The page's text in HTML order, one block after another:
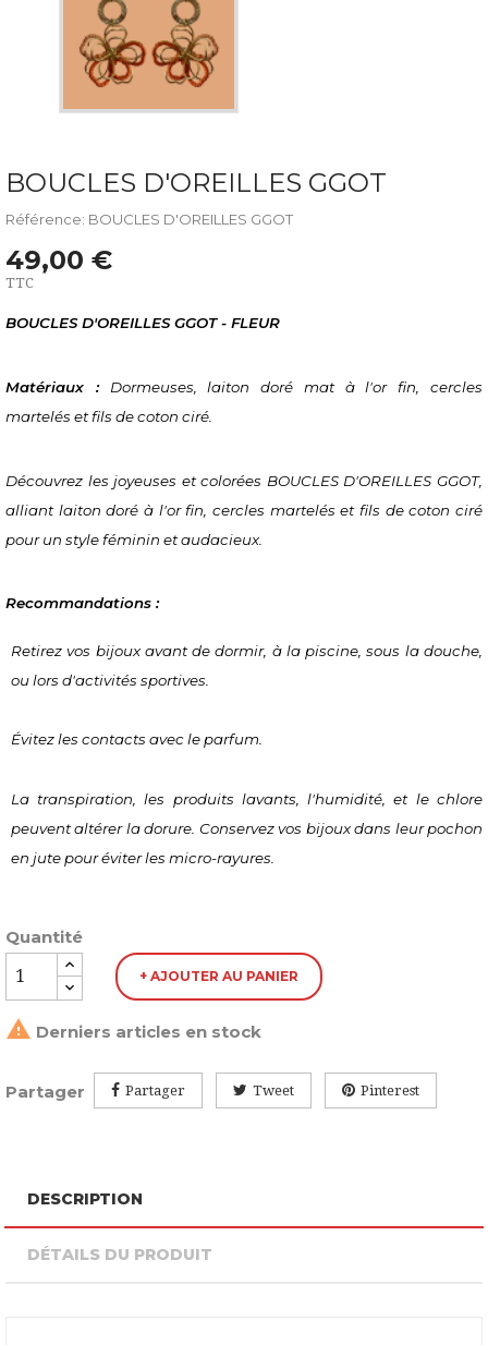
BOUCLES D'OREILLES GGOT
Référence: BOUCLES D'OREILLES GGOT
49,00 €
TTC
BOUCLES D'OREILLES GGOT - FLEUR
Matériaux : Dormeuses, laiton doré mat à l'or fin, cercles
martelés et fils de coton ciré.
Découvrez les joyeuses et colorées BOUCLES D'OREILLES GGOT,
alliant laiton doré à l'or fin, cercles martelés et fils de coton ciré
pour un style féminin et audacieux.
Recommandations :
Retirez vos bijoux avant de dormir, à la piscine, sous la douche,
ou lors d'activités sportives.
Évitez les contacts avec le parfum.
La transpiration, les produits lavants, l'humidité, et le chlore
peuvent altérer la dorure. Conservez vos bijoux dans leur pochon
en jute pour éviter les micro-rayures.
Quantité
+ AJOUTER AU PANIER
 Derniers articles en stock
Partager Partager Tweet Pinterest
DESCRIPTION
DÉTAILS DU PRODUIT